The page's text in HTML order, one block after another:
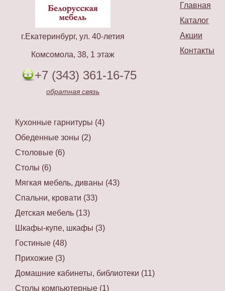
Главная
Каталог
Акции
Контакты
г.Екатеринбург, ул. 40-летия
Комсомола, 38, 1 этаж
+7 (343) 361-16-75
обратная связь
Кухонные гарнитуры (4)
Обеденные зоны (2)
Столовые (6)
Столы (6)
Мягкая мебель, диваны (43)
Спальни, кровати (33)
Детская мебель (13)
Шкафы-купе, шкафы (3)
Гостиные (48)
Прихожие (3)
Домашние кабинеты, библиотеки (11)
Столы компьютерные (1)